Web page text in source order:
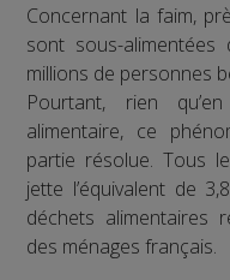
Concernant la faim,
sont sous-
millions de personnes
Pourtant, rien
alimentaire, ce
partie résolue. Tous
jette l’équivalent de
déchets alimentaires
des ménages français.